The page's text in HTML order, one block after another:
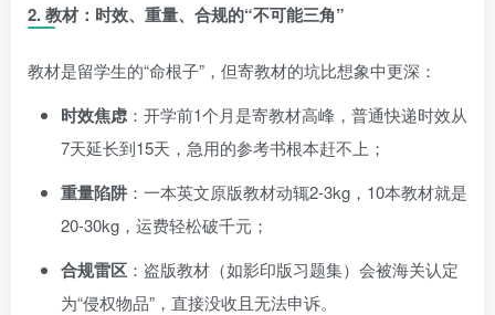
2.教材：时效、重量、合规的“不可能三角”
教材是留学生的“命根子”，但寄教材的坑比想象中更深：
时效焦虑 ：开学前1个月是寄教材高峰，普通快递时效从
7天延长到15天，急用的参考书根本赶不上；
重量陷阱 ：一本英文原版教材动辄2-3kg，10本教材就是
20-30kg，运费轻松破千元；
合规雷区 ：盗版教材（如影印版习题集）会被海关认定
为“侵权物品”，直接没收且无法申诉。